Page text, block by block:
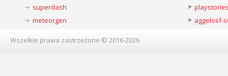
superdash
meteorgen
aggelosf-
Wszelkie prawa zastrzeżone © 2016-2026